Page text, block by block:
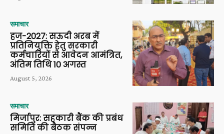
समाचार
हज-2027: सऊदी अरब में
प्रतिनियुक्ति हेतु सरकारी
कर्मचारियों से आवेदन आमंत्रित,
अंतिम तिथि 10 अगस्त
August 5, 2026
समाचार
मिर्जापुर: सहकारी बैंक की प्रबंध
समिति की बैठक संपन्न